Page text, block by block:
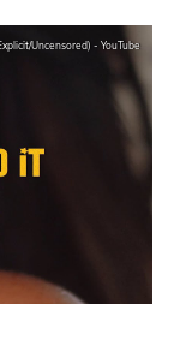
Uncensored) - YouTube